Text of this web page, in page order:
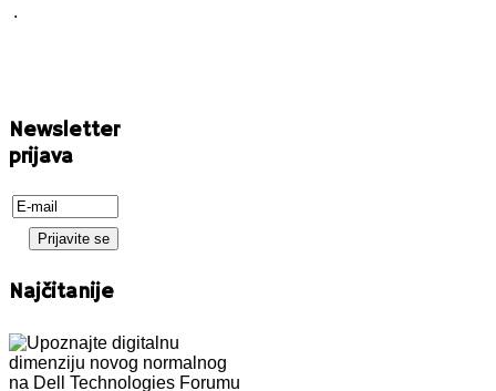
.
Newsletter
prijava
Najčitanije